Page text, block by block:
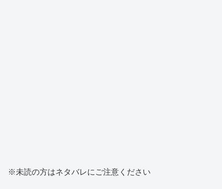
※未読の方はネタバレにご注意ください